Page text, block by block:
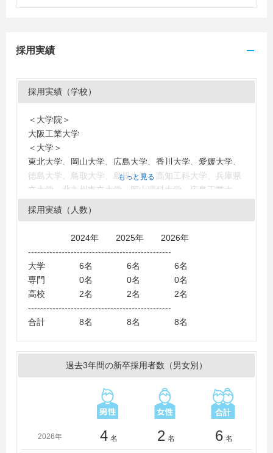
採用実績
採用実績（学校）
＜大学院＞
大阪工業大学
＜大学＞
東北大学、岡山大学、広島大学、香川大学、愛媛大学、
徳島大学、鳥取大学、島根大学、高知工科大学、兵庫県
立大学、北九州市立大学、岡山理科大学、広島工業大
学、近畿大学、福山大学、金沢工業大学、大阪産業大
学、大阪工業大学、岡山商科大学、吉備国際大学、ノー
戸学院大学、国士舘大学、駒澤大学、芝浦工業大学、摂
南大学、中央大学、東海大学、東京理科大学、長崎総合
科学大学、西日本工業大学、日本大学、日本文理大学、
学、早稲田大学
岡山理科大学専門学校、修成建設専門学校、中国デザイ
もっと見る
採用実績（人数）
2024年 2025年 2026年
-----------------------------------------------
大学 6名 6名 6名
専門 0名 0名 0名
高校 2名 2名 2名
-----------------------------------------------
合計 8名 8名 8名
過去3年間の新卒採用者数（男女別）
2026年 4 名 2 名 6 名